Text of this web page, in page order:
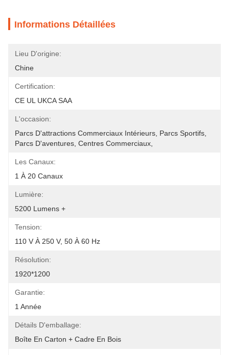
Informations Détaillées
Lieu D'origine:
Chine
Certification:
CE UL UKCA SAA
L'occasion:
Parcs D'attractions Commerciaux Intérieurs, Parcs Sportifs,
Parcs D'aventures, Centres Commerciaux,
Les Canaux:
1 À 20 Canaux
Lumière:
5200 Lumens +
Tension:
110 V À 250 V, 50 À 60 Hz
Résolution:
1920*1200
Garantie:
1 Année
Détails D'emballage:
Boîte En Carton + Cadre En Bois